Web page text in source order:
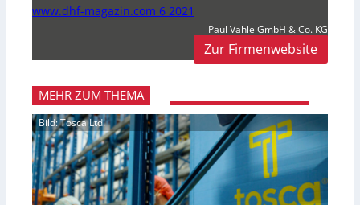
www.dhf-magazin.com 6 2021
Paul Vahle GmbH & Co. KG
Zur Firmenwebsite
MEHR ZUM THEMA
Bild: Tosca Ltd.